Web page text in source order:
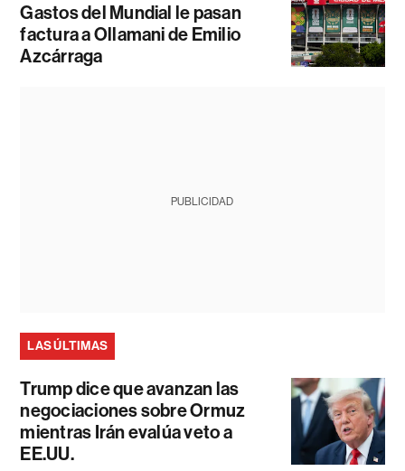
Gastos del Mundial le pasan
factura a Ollamani de Emilio
Azcárraga
PUBLICIDAD
LAS ÚLTIMAS
Trump dice que avanzan las
negociaciones sobre Ormuz
mientras Irán evalúa veto a
EE.UU.